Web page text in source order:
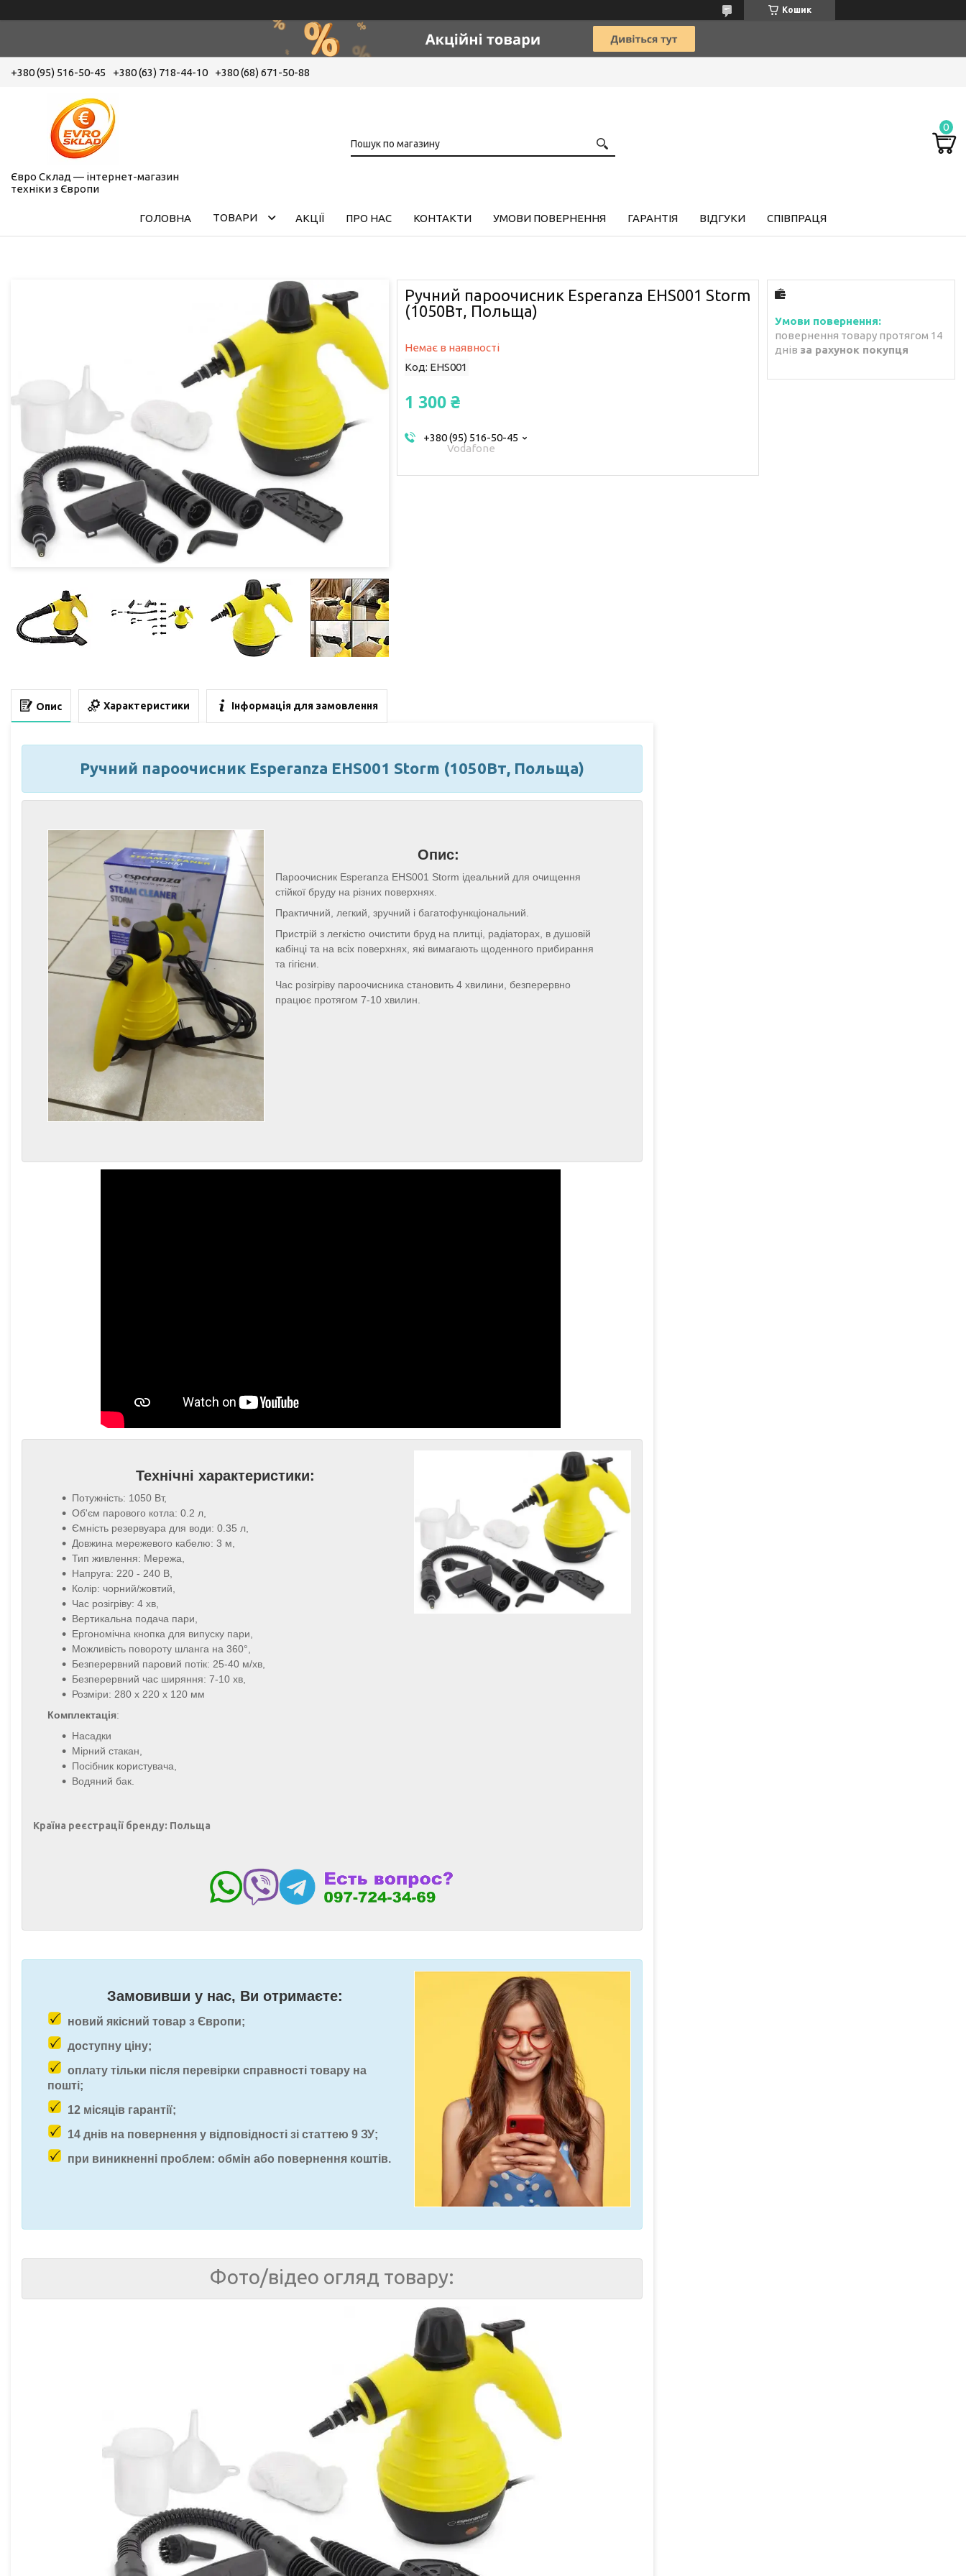
Кошик
+380 (95) 516-50-45 +380 (63) 718-44-10 +380 (68) 671-50-88
Євро Склад — інтернет-магазин
техніки з Європи
ГОЛОВНА ТОВАРИ АКЦІЇ ПРО НАС КОНТАКТИ УМОВИ ПОВЕРНЕННЯ ГАРАНТІЯ ВІДГУКИ СПІВПРАЦЯ
Ручний пароочисник Esperanza EHS001 Storm
(1050Вт, Польща)
Немає в наявності
Код: EHS001
1 300 ₴
+380 (95) 516-50-45
Vodafone
повернення товару протягом 14
днів за рахунок покупця
Опис Характеристики Інформація для замовлення
Ручний пароочисник Esperanza EHS001 Storm (1050Вт, Польща)
Опис:
Пароочисник Esperanza EHS001 Storm ідеальний для очищення
стійкої бруду на різних поверхнях.
Практичний, легкий, зручний і багатофункціональний.
Пристрій з легкістю очистити бруд на плитці, радіаторах, в душовій
кабінці та на всіх поверхнях, які вимагають щоденного прибирання
та гігієни.
Час розігріву пароочисника становить 4 хвилини, безперервно
працює протягом 7-10 хвилин.
Технічні характеристики:
Потужність: 1050 Вт,
Об'єм парового котла: 0.2 л,
Ємність резервуара для води: 0.35 л,
Довжина мережевого кабелю: 3 м,
Тип живлення: Мережа,
Напруга: 220 - 240 В,
Колір: чорний/жовтий,
Час розігріву: 4 хв,
Вертикальна подача пари,
Ергономічна кнопка для випуску пари,
Можливість повороту шланга на 360°,
Безперервний паровий потік: 25-40 м/хв,
Безперервний час ширяння: 7-10 хв,
Розміри: 280 х 220 х 120 мм
Комплектація:
Насадки
Мірний стакан,
Посібник користувача,
Водяний бак.
Країна реєстрації бренду: Польща
Замовивши у нас, Ви отримаєте:
новий якісний товар з Європи;
доступну ціну;
оплату тільки після перевірки справності товару на
пошті;
12 місяців гарантії;
14 днів на повернення у відповідності зі статтею 9 ЗУ;
при виникненні проблем: обмін або повернення коштів.
Фото/відео огляд товару: